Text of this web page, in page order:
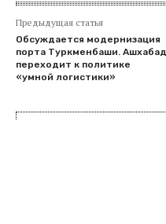
Предыдущая статья
Обсуждается модернизация
порта Туркменбаши. Ашхабад
переходит к политике
«умной логистики»